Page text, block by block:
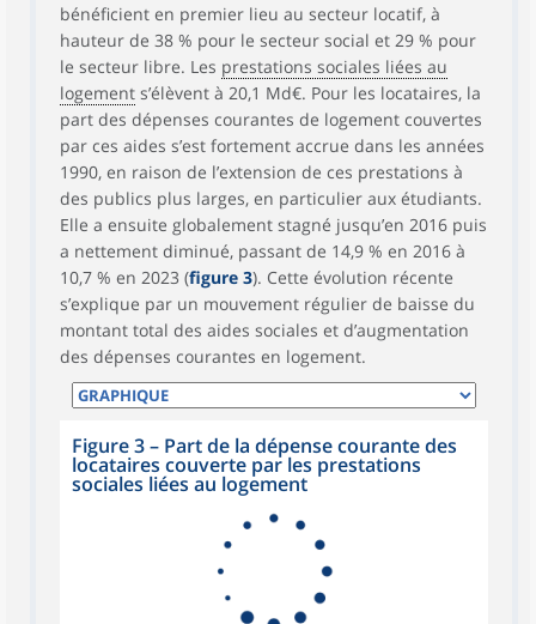
bénéficient en premier lieu au secteur locatif, à
hauteur de 38 % pour le secteur social et 29 % pour
le secteur libre. Les prestations sociales liées au
logement s’élèvent à 20,1 Md€. Pour les locataires, la
part des dépenses courantes de logement couvertes
par ces aides s’est fortement accrue dans les années
1990, en raison de l’extension de ces prestations à
des publics plus larges, en particulier aux étudiants.
Elle a ensuite globalement stagné jusqu’en 2016 puis
a nettement diminué, passant de 14,9 % en 2016 à
10,7 % en 2023 (figure 3). Cette évolution récente
s’explique par un mouvement régulier de baisse du
montant total des aides sociales et d’augmentation
des dépenses courantes en logement.
Figure 3 – Part de la dépense courante des
locataires couverte par les prestations
sociales liées au logement